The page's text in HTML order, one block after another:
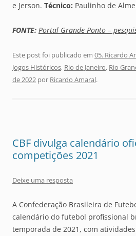
e Jerson. Técnico: Paulinho de
FONTE: Portal Grande Ponto –
Este post foi publicado em 05. Ricardo
Jogos Históricos, Rio de Janeiro, Rio
de 2022 por Ricardo Amaral.
CBF divulga calendário
competições 2021
Deixe uma resposta
A Confederação Brasileira de
calendário do futebol profissional
temporada de 2021, com